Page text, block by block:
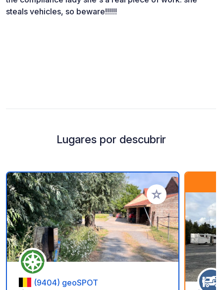
steals vehicles, so beware!!!!!!
Lugares por descubrir
Añadir a tus
(9404) geoSPOT